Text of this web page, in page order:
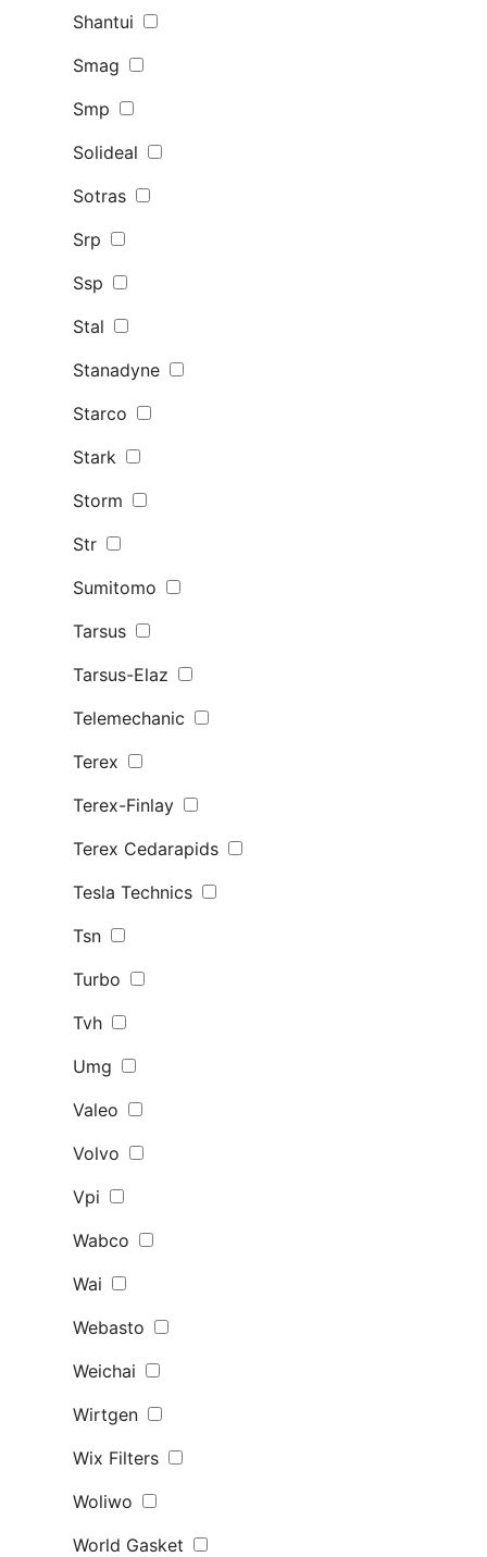
Shantui
Smag
Smp
Solideal
Sotras
Srp
Ssp
Stal
Stanadyne
Starco
Stark
Storm
Str
Sumitomo
Tarsus
Tarsus-Elaz
Telemechanic
Terex
Terex-Finlay
Terex Сedarapids
Tesla Technics
Tsn
Turbo
Tvh
Umg
Valeo
Volvo
Vpi
Wabco
Wai
Webasto
Weichai
Wirtgen
Wix Filters
Woliwo
World Gasket